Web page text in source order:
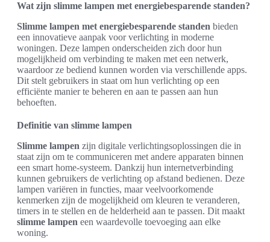
Wat zijn slimme lampen met energiebesparende standen?
Slimme lampen met energiebesparende standen bieden
een innovatieve aanpak voor verlichting in moderne
woningen. Deze lampen onderscheiden zich door hun
mogelijkheid om verbinding te maken met een netwerk,
waardoor ze bediend kunnen worden via verschillende apps.
Dit stelt gebruikers in staat om hun verlichting op een
efficiënte manier te beheren en aan te passen aan hun
behoeften.
Definitie van slimme lampen
Slimme lampen zijn digitale verlichtingsoplossingen die in
staat zijn om te communiceren met andere apparaten binnen
een smart home-systeem. Dankzij hun internetverbinding
kunnen gebruikers de verlichting op afstand bedienen. Deze
lampen variëren in functies, maar veelvoorkomende
kenmerken zijn de mogelijkheid om kleuren te veranderen,
timers in te stellen en de helderheid aan te passen. Dit maakt
slimme lampen een waardevolle toevoeging aan elke
woning.